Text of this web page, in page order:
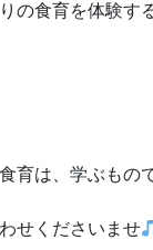
の食育を体験す
育は、学ぶもので
せくださいませ